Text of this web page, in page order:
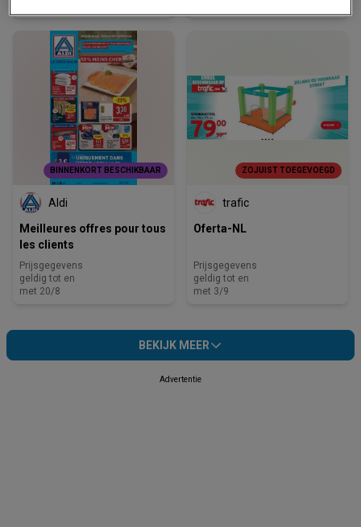
BINNENKORT BESCHIKBAAR
Aldi
Meilleures offres pour tous
les clients
Prijsgegevens
geldig tot en
met 20/8
ZOJUIST TOEGEVOEGD
trafic
Oferta-NL
Prijsgegevens
geldig tot en
met 3/9
BEKIJK MEER
Advertentie